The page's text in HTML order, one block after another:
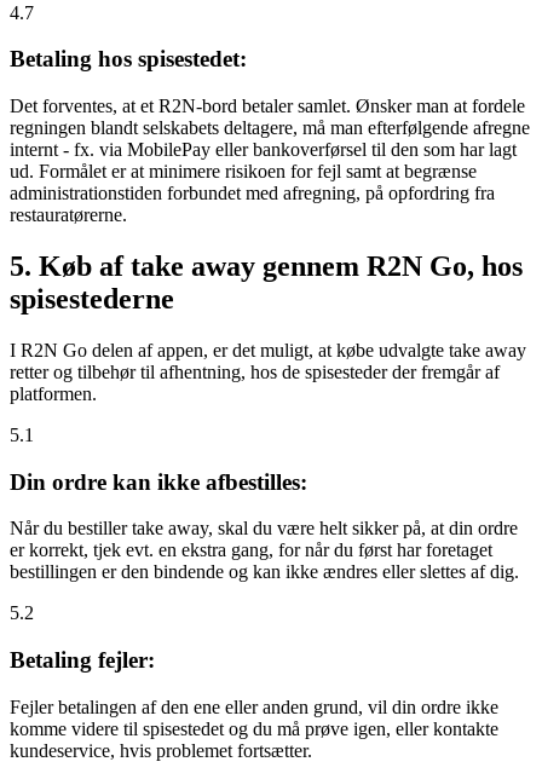
4.7
Betaling hos spisestedet:
Det forventes, at et R2N-bord betaler samlet. Ønsker man at fordele
regningen blandt selskabets deltagere, må man efterfølgende afregne
internt - fx. via MobilePay eller bankoverførsel til den som har lagt
ud. Formålet er at minimere risikoen for fejl samt at begrænse
administrationstiden forbundet med afregning, på opfordring fra
restauratørerne.
5. Køb af take away gennem R2N Go, hos
spisestederne
I R2N Go delen af appen, er det muligt, at købe udvalgte take away
retter og tilbehør til afhentning, hos de spisesteder der fremgår af
platformen.
5.1
Din ordre kan ikke afbestilles:
Når du bestiller take away, skal du være helt sikker på, at din ordre
er korrekt, tjek evt. en ekstra gang, for når du først har foretaget
bestillingen er den bindende og kan ikke ændres eller slettes af dig.
5.2
Betaling fejler:
Fejler betalingen af den ene eller anden grund, vil din ordre ikke
komme videre til spisestedet og du må prøve igen, eller kontakte
kundeservice, hvis problemet fortsætter.